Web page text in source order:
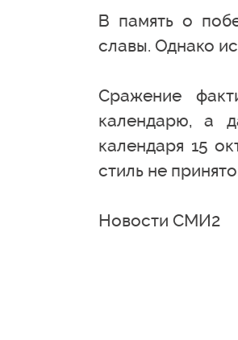
В память о
славы. Однако
Сражение
календарю, а
календаря 15
стиль не
Новости СМИ2